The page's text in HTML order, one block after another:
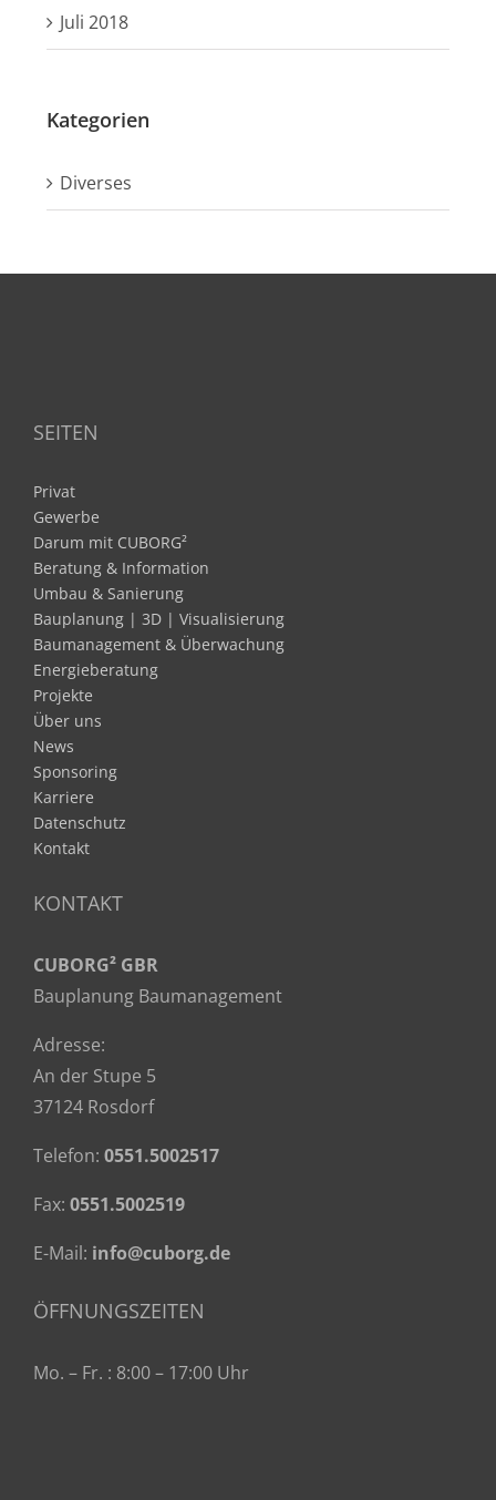
Juli 2018
Kategorien
Diverses
SEITEN
Privat
Gewerbe
Darum mit CUBORG²
Beratung & Information
Umbau & Sanierung
Bauplanung | 3D | Visualisierung
Baumanagement & Überwachung
Energieberatung
Projekte
Über uns
News
Sponsoring
Karriere
Datenschutz
Kontakt
KONTAKT
CUBORG² GBR
Bauplanung Baumanagement
Adresse:
An der Stupe 5
37124 Rosdorf
Telefon: 0551.5002517
Fax: 0551.5002519
E-Mail: info@cuborg.de
ÖFFNUNGSZEITEN
Mo. – Fr. : 8:00 – 17:00 Uhr